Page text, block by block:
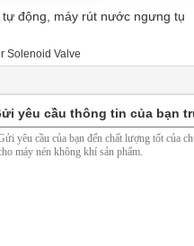
động, máy rút nước ngưng tụ
Solenoid Valve
yêu cầu thông tin của bạn